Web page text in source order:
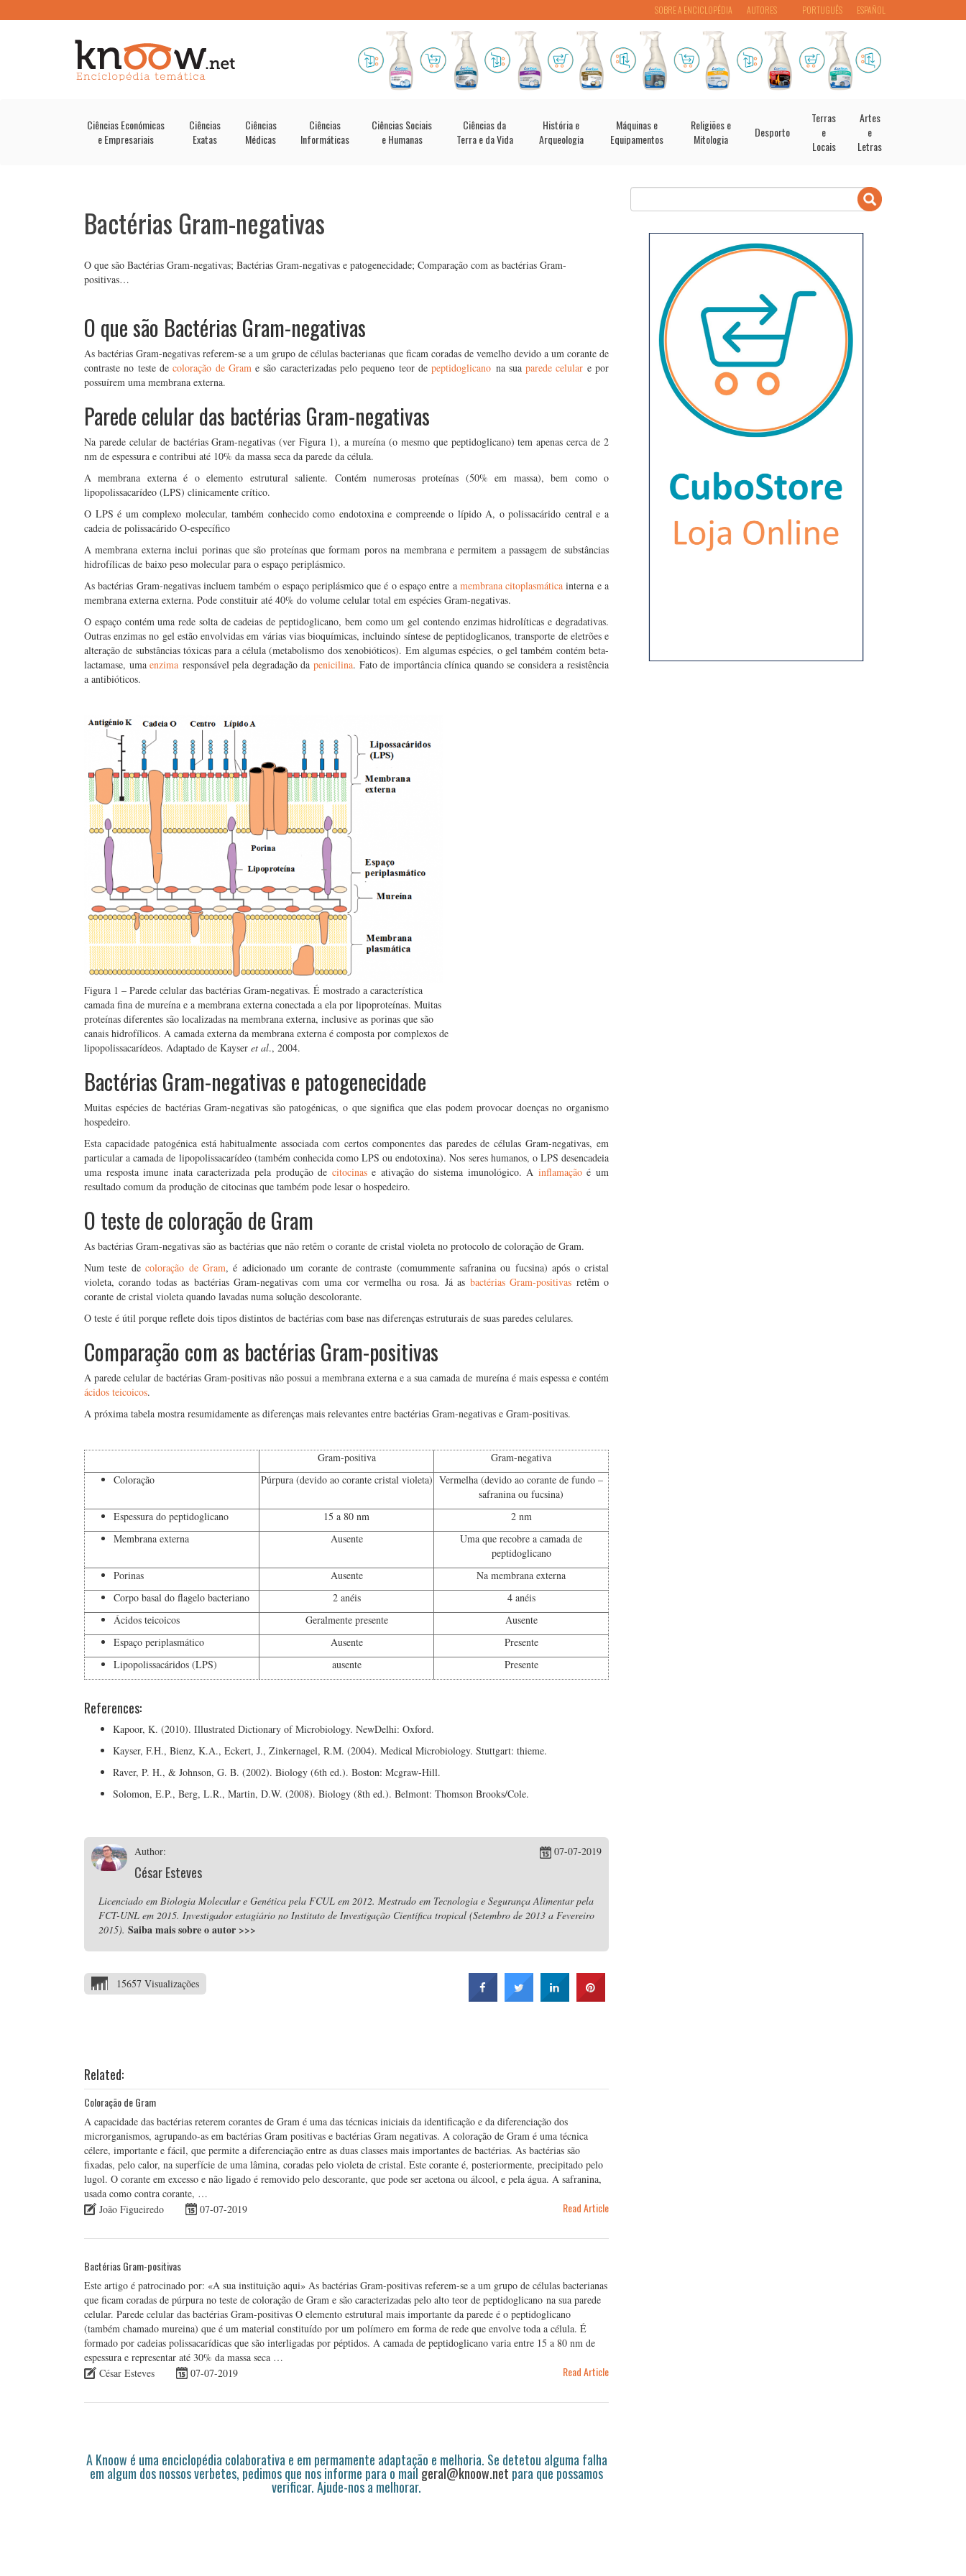
PORTUGUÊS ESPAÑOL
SOBRE A ENCICLOPÉDIA AUTORES
Ciências Económicas
e Empresariais
Ciências
Exatas
Ciências
Médicas
Ciências
Informáticas
Ciências Sociais
e Humanas
Ciências da
Terra e da Vida
História e
Arqueologia
Máquinas e
Equipamentos
Religiões e
Mitologia
Desporto
Terras
e
Locais
Artes
e
Letras
Bactérias Gram-negativas
O que são Bactérias Gram-negativas; Bactérias Gram-negativas e patogenecidade; Comparação com as bactérias Gram-
positivas…
O que são Bactérias Gram-negativas
As bactérias Gram-negativas referem-se a um grupo de células bacterianas que ficam coradas de vemelho devido a um corante de
contraste no teste decoloração de Grame são caracterizadas pelo pequeno teor depeptidoglicano na suaparede celular e por
possuírem uma membrana externa.
Parede celular das bactérias Gram-negativas
Na parede celular de bactérias Gram-negativas (ver Figura 1), a mureína (o mesmo que peptidoglicano) tem apenas cerca de 2
nm de espessura e contribui até 10% da massa seca da parede da célula.
A membrana externa é o elemento estrutural saliente. Contém numerosas proteínas (50% em massa), bem como o
lipopolissacarídeo (LPS) clinicamente crítico.
O LPS é um complexo molecular, também conhecido como endotoxina e compreende o lípido A, o polissacárido central e a
cadeia de polissacárido O-específico
A membrana externa inclui porinas que são proteínas que formam poros na membrana e permitem a passagem de substâncias
hidrofílicas de baixo peso molecular para o espaço periplásmico.
As bactérias Gram-negativas incluem também o espaço periplásmico que é o espaço entre a membrana citoplasmática interna e a
membrana externa externa. Pode constituir até 40% do volume celular total em espécies Gram-negativas.
O espaço contém uma rede solta de cadeias de peptidoglicano, bem como um gel contendo enzimas hidrolíticas e degradativas.
Outras enzimas no gel estão envolvidas em várias vias bioquímicas, incluindo síntese de peptidoglicanos, transporte de eletrões e
alteração de substâncias tóxicas para a célula (metabolismo dos xenobióticos). Em algumas espécies, o gel também contém beta-
lactamase, umaenzima responsável pela degradação da penicilina. Fato de importância clínica quando se considera a resistência
a antibióticos.
Figura 1 – Parede celular das bactérias Gram-negativas. É mostrado a característica
camada fina de mureína e a membrana externa conectada a ela por lipoproteínas. Muitas
proteínas diferentes são localizadas na membrana externa, inclusive as porinas que são
canais hidrofílicos. A camada externa da membrana externa é composta por complexos de
lipopolissacarídeos. Adaptado de Kayser et al., 2004.
Bactérias Gram-negativas e patogenecidade
Muitas espécies de bactérias Gram-negativas são patogénicas, o que significa que elas podem provocar doenças no organismo
hospedeiro.
Esta capacidade patogénica está habitualmente associada com certos componentes das paredes de células Gram-negativas, em
particular a camada de lipopolissacarídeo (também conhecida como LPS ou endotoxina). Nos seres humanos, o LPS desencadeia
uma resposta imune inata caracterizada pela produção de citocinase ativação do sistema imunológico. A inflamaçãoé um
resultado comum da produção de citocinas que também pode lesar o hospedeiro.
O teste de coloração de Gram
As bactérias Gram-negativas são as bactérias que não retêm o corante de cristal violeta no protocolo de coloração de Gram.
Num teste decoloração de Gram, é adicionado um corante de contraste (comummente safranina ou fucsina) após o cristal
violeta, corando todas as bactérias Gram-negativas com uma cor vermelha ou rosa. Já as bactérias Gram-positivas retêm o
corante de cristal violeta quando lavadas numa solução descolorante.
O teste é útil porque reflete dois tipos distintos de bactérias com base nas diferenças estruturais de suas paredes celulares.
Comparação com as bactérias Gram-positivas
A parede celular de bactérias Gram-positivas não possui a membrana externa e a sua camada de mureína é mais espessa e contém
ácidos teicoicos.
A próxima tabela mostra resumidamente as diferenças mais relevantes entre bactérias Gram-negativas e Gram-positivas.
Gram-positiva
Gram-negativa
Coloração
Púrpura (devido ao corante cristal violeta) Vermelha (devido ao corante de fundo –
safranina ou fucsina)
Espessura do peptidoglicano
15 a 80 nm
2 nm
Membrana externa
Ausente
Uma que recobre a camada de
peptidoglicano
Porinas
Ausente
Na membrana externa
Corpo basal do flagelo bacteriano
2 anéis
4 anéis
Ácidos teicoicos
Geralmente presente
Ausente
Espaço periplasmático
Ausente
Presente
Lipopolissacáridos (LPS)
ausente Presente
References:
Kapoor, K. (2010). Illustrated Dictionary of Microbiology. NewDelhi: Oxford.
Kayser, F.H., Bienz, K.A., Eckert, J., Zinkernagel, R.M. (2004). Medical Microbiology. Stuttgart: thieme.
Raver, P. H., & Johnson, G. B. (2002). Biology (6th ed.). Boston: Mcgraw-Hill.
Solomon, E.P., Berg, L.R., Martin, D.W. (2008). Biology (8th ed.). Belmont: Thomson Brooks/Cole.
Author:
César Esteves
07-07-2019
Licenciado em Biologia Molecular e Genética pela FCUL em 2012. Mestrado em Tecnologia e Segurança Alimentar pela
FCT-UNL em 2015. Investigador estagiário no Instituto de Investigação Científica tropical (Setembro de 2013 a Fevereiro
2015). Saiba mais sobre o autor >>>
15657 Visualizações
Related:
Coloração de Gram
A capacidade das bactérias reterem corantes de Gram é uma das técnicas iniciais da identificação e da diferenciação dos
microrganismos, agrupando-as em bactérias Gram positivas e bactérias Gram negativas. A coloração de Gram é uma técnica
célere, importante e fácil, que permite a diferenciação entre as duas classes mais importantes de bactérias. As bactérias são
fixadas, pelo calor, na superfície de uma lâmina, coradas pelo violeta de cristal. Este corante é, posteriormente, precipitado pelo
lugol. O corante em excesso e não ligado é removido pelo descorante, que pode ser acetona ou álcool, e pela água. A safranina,
usada como contra corante, …
João Figueiredo
07-07-2019 Read Article
Bactérias Gram-positivas
Este artigo é patrocinado por: «A sua instituição aqui» As bactérias Gram-positivas referem-se a um grupo de células bacterianas
que ficam coradas de púrpura no teste de coloração de Gram e são caracterizadas pelo alto teor de peptidoglicano na sua parede
celular. Parede celular das bactérias Gram-positivas O elemento estrutural mais importante da parede é o peptidoglicano
(também chamado mureina) que é um material constituído por um polímero em forma de rede que envolve toda a célula. É
formado por cadeias polissacarídicas que são interligadas por péptidos. A camada de peptidoglicano varia entre 15 a 80 nm de
espessura e representar até 30% da massa seca …
César Esteves
07-07-2019 Read Article
A Knoow é uma enciclopédia colaborativa e em permamente adaptação e melhoria. Se detetou alguma falha
em algum dos nossos verbetes, pedimos que nos informe para o mail geral@knoow.net para que possamos
verificar. Ajude-nos a melhorar.